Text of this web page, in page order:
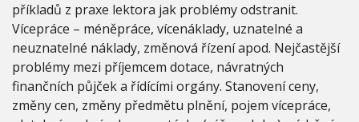
č
.
1
3
4
/
2
příkladů z praxe lektora jak problémy odstranit.
Vícepráce – méněpráce, vícenáklady, uznatelné a
neuznatelné náklady, změnová řízení apod. Nejčastější
problémy mezi příjemcem dotace, návratných
finančních půjček a řídícími orgány. Stanovení ceny,
změny cen, změny předmětu plnění, pojem vícepráce,